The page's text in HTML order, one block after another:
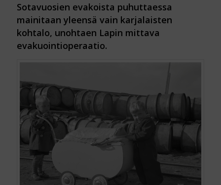
Sotavuosien evakoista puhuttaessa
mainitaan yleensä vain karjalaisten
kohtalo, unohtaen Lapin mittava
evakuointioperaatio.